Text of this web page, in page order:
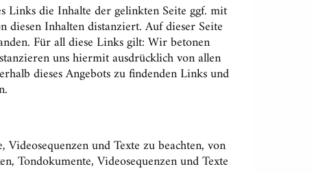
Links die Inhalte der gelinkten Seite ggf. mit
Inhalten distanziert. Auf dieser Seite
Für all diese Links gilt: Wir betonen
uns hiermit ausdrücklich von allen
dieses Angebots zu findenden Links und
und Texte zu beachten, von
Tondokumente, Videosequenzen und Texte